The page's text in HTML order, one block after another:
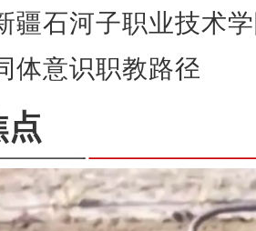
疆石河子职业技术
体意识职教路径
点